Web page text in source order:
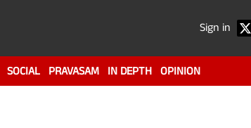
Sign in
SOCIAL PRAVASAM IN DEPTH OPINION